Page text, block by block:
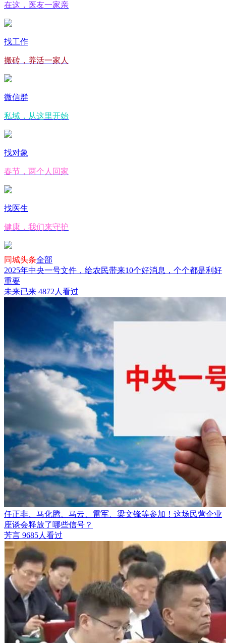
在这，医友一家亲
找工作
搬砖，养活一家人
微信群
私域，从这里开始
找对象
春节，两个人回家
找医生
健康，我们来守护
同城头条全部
2025年中央一号文件，给农民带来10个好消息，个个都是利好
重要
未来已来 4872人看过
任正非、马化腾、马云、雷军、梁文锋等参加！这场民营企业
座谈会释放了哪些信号？
芳言 9685人看过